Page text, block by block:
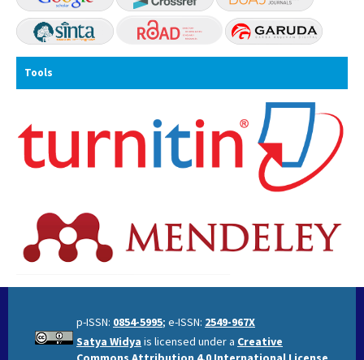
Tools
p-ISSN: 0854-5995; e-ISSN: 2549-967X
Satya Widya is licensed under a Creative